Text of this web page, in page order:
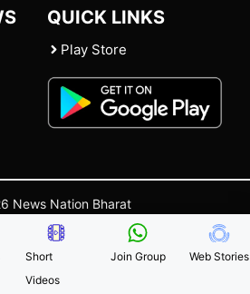
QUICK LINKS
Play Store
News Nation Bharat
Us |Policies Terms and Conditions
Short
Videos
Join Group Web Stories